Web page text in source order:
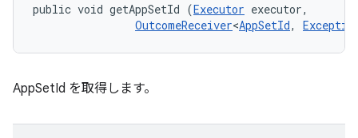
public void getAppSetId (Executor executor,
OutcomeReceiver<AppSetId,
AppSetId を取得します。